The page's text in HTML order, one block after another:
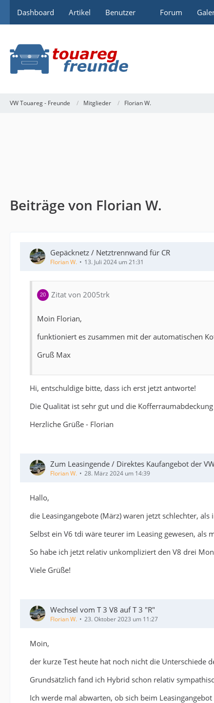
Dashboard Artikel Benutzer Forum
VW Touareg - Freunde Mitglieder Florian W.
Beiträge von Florian W.
Gepäcknetz / Netztrennwand für CR
Florian W. 13. Juli 2024 um 21:31
Zitat von 2005trk
Moin Florian,
funktioniert es zusammen mit der automatischen
Gruß Max
Hi, entschuldige bitte, dass ich erst jetzt antworte!
Die Qualität ist sehr gut und die
Herzliche Grüße - Florian
Zum Leasingende / Direktes Kaufangebot der
Florian W. 28. März 2024 um 14:39
Hallo,
die Leasingangebote (März) waren jetzt schlechter, als
Selbst ein V6 tdi wäre teurer im Leasing gewesen, als
So habe ich jetzt relativ unkompliziert den V8 drei
Viele Grüße!
Wechsel vom T 3 V8 auf T 3 "R"
Florian W. 23. Oktober 2023 um 11:27
Moin,
der kurze Test heute hat noch nicht die Unterschiede
Grundsätzlich fand ich Hybrid schon relativ
Ich werde mal abwarten, ob sich beim